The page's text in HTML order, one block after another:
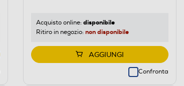
Acquisto online: disponibile
Ritiro in negozio: non disponibile
AGGIUNGI
Confronta